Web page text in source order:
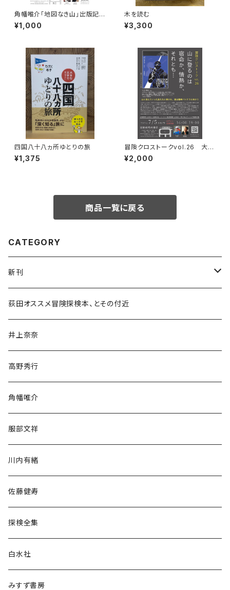
角幡唯介「地図なき山」出版記念
トークイベント録画視聴権
¥1,000
木を読む
¥3,300
四国八十八ヵ所ゆとりの旅
¥1,375
冒険クロストークvol.26 大石
明弘「山に登るのは 宿命か、情
熱か、それとも…」録画視聴権
¥2,000
商品一覧に戻る
CATEGORY
新刊
和書
文学・小説・物語
随筆・ノンフィクション・その他
民族・風習
言語・ことば
荻田オススメ冒険探検本、とその付近
井上奈奈
高野秀行
角幡唯介
服部文祥
川内有緒
佐藤健寿
探検全集
白水社
みすず書房